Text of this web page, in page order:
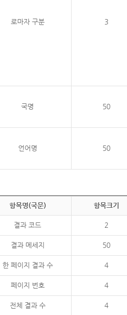
로마자 구분 3
국명 50
언어명 50
항목명(국문) 항목크기
결과 코드 2
결과 메세지 50
한 페이지 결과 수 4
페이지 번호 4
전체 결과 수 4